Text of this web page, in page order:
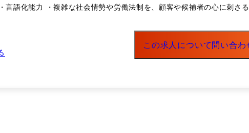
言語化能力 ・複雑な社会情勢や労働法制を、顧客や候補者の心に刺さ
この求人について問い合わ